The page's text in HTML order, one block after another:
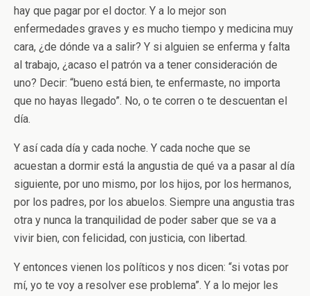
hay que pagar por el doctor. Y a lo mejor son
enfermedades graves y es mucho tiempo y medicina muy
cara, ¿de dónde va a salir? Y si alguien se enferma y falta
al trabajo, ¿acaso el patrón va a tener consideración de
uno? Decir: “bueno está bien, te enfermaste, no importa
que no hayas llegado”. No, o te corren o te descuentan el
día.
Y así cada día y cada noche. Y cada noche que se
acuestan a dormir está la angustia de qué va a pasar al día
siguiente, por uno mismo, por los hijos, por los hermanos,
por los padres, por los abuelos. Siempre una angustia tras
otra y nunca la tranquilidad de poder saber que se va a
vivir bien, con felicidad, con justicia, con libertad.
Y entonces vienen los políticos y nos dicen: “si votas por
mí, yo te voy a resolver ese problema”. Y a lo mejor les